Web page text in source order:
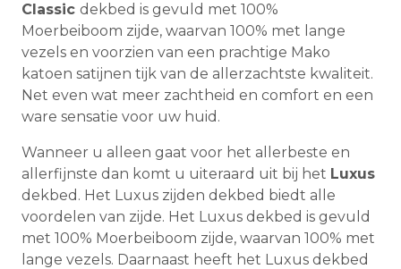
Classic dekbed is gevuld met 100%
Moerbeiboom zijde, waarvan 100% met lange
vezels en voorzien van een prachtige Mako
katoen satijnen tijk van de allerzachtste kwaliteit.
Net even wat meer zachtheid en comfort en een
ware sensatie voor uw huid.
Wanneer u alleen gaat voor het allerbeste en
allerfijnste dan komt u uiteraard uit bij het Luxus
dekbed. Het Luxus zijden dekbed biedt alle
voordelen van zijde. Het Luxus dekbed is gevuld
met 100% Moerbeiboom zijde, waarvan 100% met
lange vezels. Daarnaast heeft het Luxus dekbed